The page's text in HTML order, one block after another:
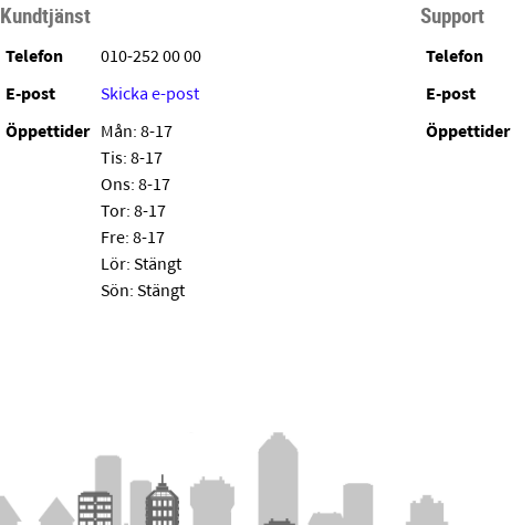
Kundtjänst
Telefon 010-252 00 00
E-post Skicka e-post
Öppettider
Mån: 8-17
Tis: 8-17
Ons: 8-17
Tor: 8-17
Fre: 8-17
Lör: Stängt
Sön: Stängt
Support
Telefon
E-post
Öppettider